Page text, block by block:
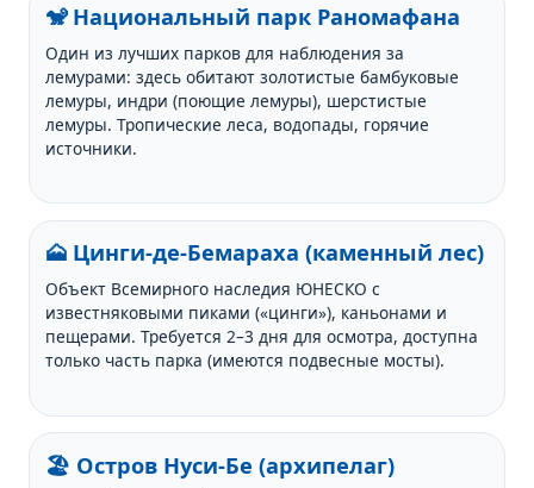
🐒 Национальный парк Раномафана
Один из лучших парков для наблюдения за
лемурами: здесь обитают золотистые бамбуковые
лемуры, индри (поющие лемуры), шерстистые
лемуры. Тропические леса, водопады, горячие
источники.
🗻 Цинги-де-Бемараха (каменный лес)
Объект Всемирного наследия ЮНЕСКО с
известняковыми пиками («цинги»), каньонами и
пещерами. Требуется 2–3 дня для осмотра, доступна
только часть парка (имеются подвесные мосты).
🏖️ Остров Нуси-Бе (архипелаг)